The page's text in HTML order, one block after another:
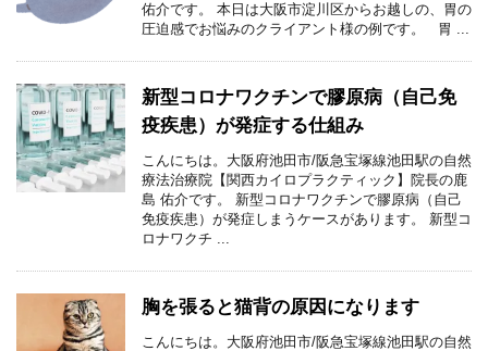
佑介です。 本日は大阪市淀川区からお越しの、胃の
圧迫感でお悩みのクライアント様の例です。 胃 ...
新型コロナワクチンで膠原病（自己免
疫疾患）が発症する仕組み
こんにちは。大阪府池田市/阪急宝塚線池田駅の自然
療法治療院【関西カイロプラクティック】院長の鹿
島 佑介です。 新型コロナワクチンで膠原病（自己
免疫疾患）が発症しまうケースがあります。 新型コ
ロナワクチ ...
胸を張ると猫背の原因になります
こんにちは。大阪府池田市/阪急宝塚線池田駅の自然